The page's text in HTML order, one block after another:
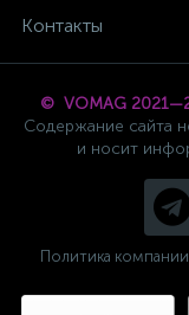
Контакты
© VOMAG
Содержание сайта
и носит
Политика